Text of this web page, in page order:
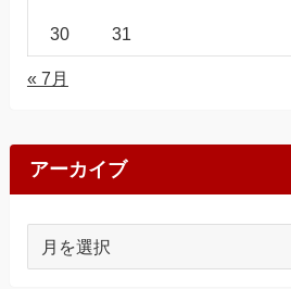
30 31
« 7月
アーカイブ